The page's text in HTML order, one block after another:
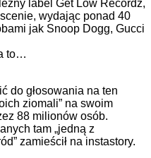
label Get Low Recordz,
wydając ponad 40
jak Snoop Dogg, Gucci
to…
do głosowania na ten
ziomali” na swoim
88 milionów osób.
tam „jedną z
zamieścił na instastory.